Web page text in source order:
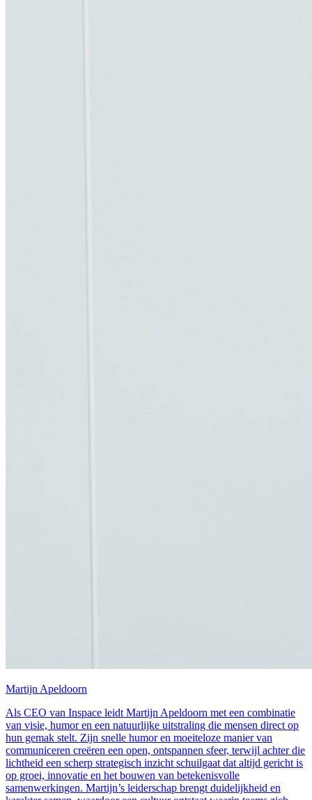
Martijn Apeldoorn
Als CEO van Inspace leidt Martijn Apeldoorn met een combinatie
van visie, humor en een natuurlijke uitstraling die mensen direct op
hun gemak stelt. Zijn snelle humor en moeiteloze manier van
communiceren creëren een open, ontspannen sfeer, terwijl achter die
lichtheid een scherp strategisch inzicht schuilgaat dat altijd gericht is
op groei, innovatie en het bouwen van betekenisvolle
samenwerkingen. Martijn’s leiderschap brengt duidelijkheid en